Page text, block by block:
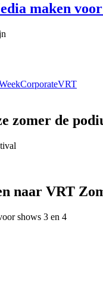
maken
CorporateVRT
zomer de
naar VRT
shows 3 en 4